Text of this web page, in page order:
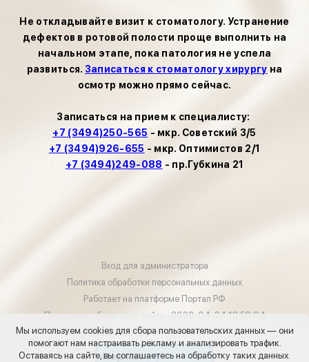
Мы используем cookies для сбора пользовательских данных — они
помогают нам настраивать рекламу и анализировать трафик.
Оставаясь на сайте, вы соглашаетесь на обработку таких данных.
Не откладывайте визит к стоматологу. Устранение
дефектов в ротовой полости проще выполнить на
начальном этапе, пока патология не успела
развиться. Записаться к стоматологу хирургу на
осмотр можно прямо сейчас.
Записаться на прием к специалисту:
+7 (3494)250-565 - мкр. Советский 3/5
+7 (3494)926-655 - мкр. Оптимистов 2/1
+7 (3494)249-088 - пр.Губкина 21
Вход для администратора
Политика обработки персональных данных
Работает на платформе Портал.РФ
Последние обновление сайта
: 2026-04-24 12:50:04
Центр поддержки пользователей